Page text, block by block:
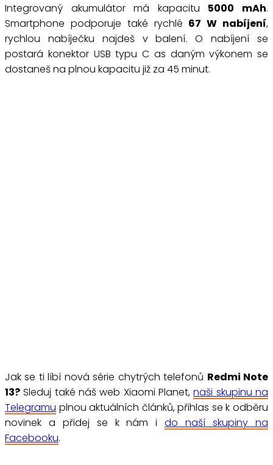
Integrovaný akumulátor má kapacitu 5000 mAh.
Smartphone podporuje také rychlé 67 W nabíjení,
rychlou nabíječku najdeš v balení. O nabíjení se
postará konektor USB typu C as daným výkonem se
dostaneš na plnou kapacitu již za 45 minut.
Jak se ti líbí nová série chytrých telefonů Redmi Note
13? Sleduj také náš web Xiaomi Planet,naši skupinu na
Telegramu plnou aktuálních článků, přihlas se k odběru
novinek a přidej se k nám ido naší skupiny na
Facebooku.